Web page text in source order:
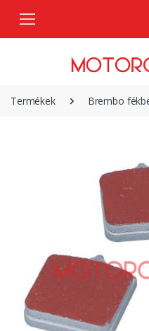
Termékek Brembo